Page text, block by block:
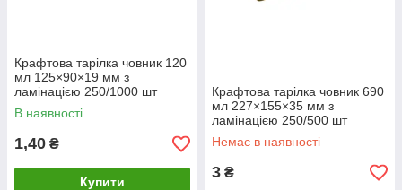
Крафтова тарілка човник 120
мл 125×90×19 мм з
ламінацією 250/1000 шт
В наявності
1,40 ₴
Купити
Крафтова тарілка човник 690
мл 227×155×35 мм з
ламінацією 250/500 шт
Немає в наявності
3 ₴